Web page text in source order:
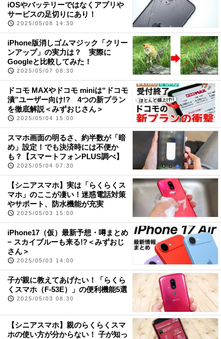
iOSやバッテリーではなくアプリや
サービスの足切りにあり！
2025/05/08 14:30
iPhone版消しゴムマジック「クリー
ンアップ」の実力は？ 実際に
Googleと比較してみた！
2025/05/07 08:30
ドコモ MAXやドコモ miniは“ドコモ
漬”ユーザー向け!? 4つの新プラン
を徹底解説＜みずおじさん＞
2025/05/04 15:00
スマホ画面の明るさ、約半数が「暗
め」設定！でも決済時には不便か
も？【スマートフォンPLUS調べ】
2025/05/04 07:30
【シニアスマホ】実は「らくらくス
マホ」のここが凄い！迷惑電話対策
やサポート、防水機能が充実
2025/05/03 15:00
iPhone17（仮）最新予想・噂まとめ
− スカイブルーも来る!?＜みずおじ
さん＞
2025/05/03 14:00
子が親に教えてあげたい！「らくら
くスマホ（F-53E）」の便利機能5選
2025/05/03 08:30
【シニアスマホ】親のらくらくスマ
ホの使い方が分からない！ 子が知っ